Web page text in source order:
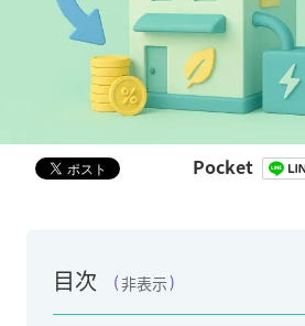
Pocket
目次 非表示